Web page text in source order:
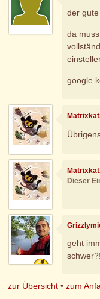
der
da
google
Dieser
geht
zur Übersicht •zum